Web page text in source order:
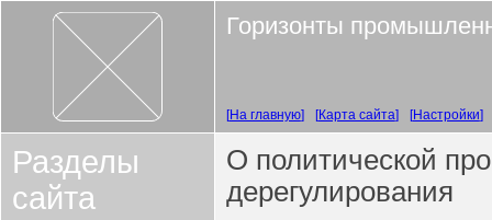
Горизонты
На главную Карта сайта Настройки
Разделы
сайта
О политической
дерегулирования